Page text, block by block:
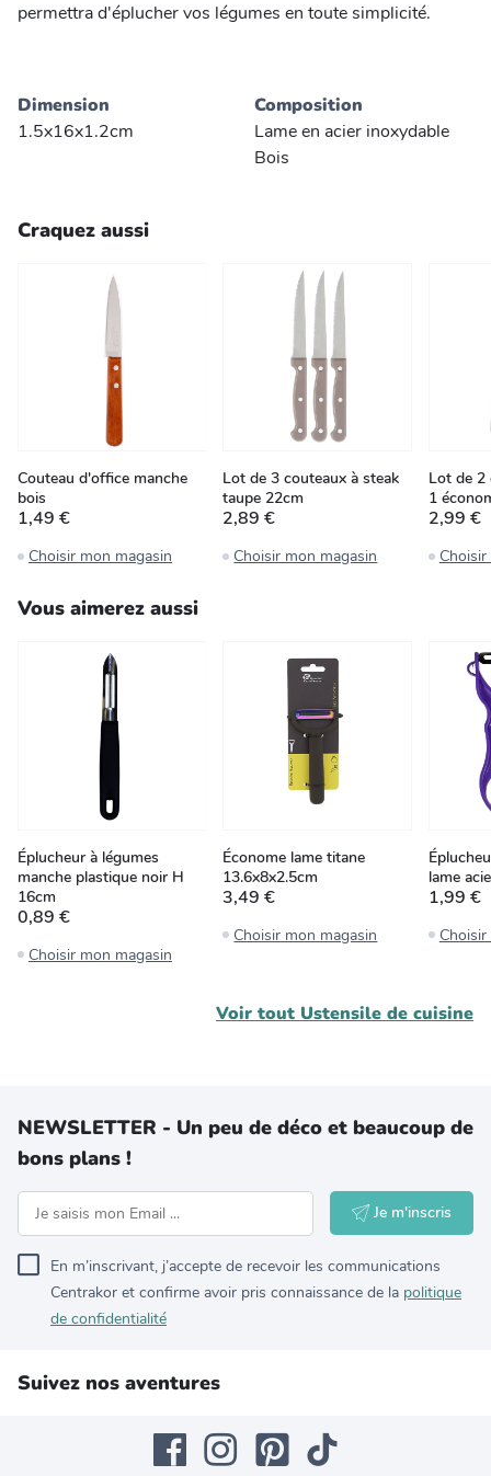
permettra d'éplucher vos légumes en toute simplicité.
Dimension
1.5x16x1.2cm
Composition
Lame en acier inoxydable
Bois
Craquez aussi
Couteau d'office manche
bois
1,49 €
Choisir mon magasin
Lot de 3 couteaux à steak
taupe 22cm
2,89 €
Choisir mon magasin
Lot de 2
1
2,99 €
Vous aimerez aussi
Éplucheur à légumes
manche plastique noir H
16cm
0,89 €
Choisir mon magasin
Économe lame titane
13.6x8x2.5cm
3,49 €
Choisir mon magasin
lame
1,99 €
Voir tout Ustensile de cuisine
NEWSLETTER - Un peu de déco et beaucoup de
bons plans !
Je m'inscris
En m’inscrivant, j’accepte de recevoir les communications
Centrakor et confirme avoir pris connaissance de la politique
de confidentialité
Suivez nos aventures